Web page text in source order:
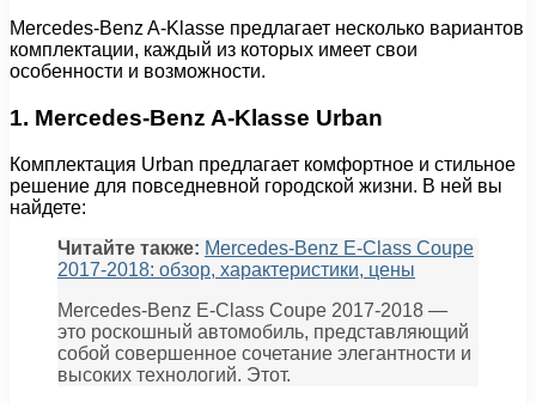
Mercedes-Benz A-Klasse предлагает несколько вариантов
комплектации, каждый из которых имеет свои
особенности и возможности.
1. Mercedes-Benz A-Klasse Urban
Комплектация Urban предлагает комфортное и стильное
решение для повседневной городской жизни. В ней вы
найдете:
Читайте также: Mercedes-Benz E-Class Coupe
2017-2018: обзор, характеристики, цены
Mercedes-Benz E-Class Coupe 2017-2018 —
это роскошный автомобиль, представляющий
собой совершенное сочетание элегантности и
высоких технологий. Этот.